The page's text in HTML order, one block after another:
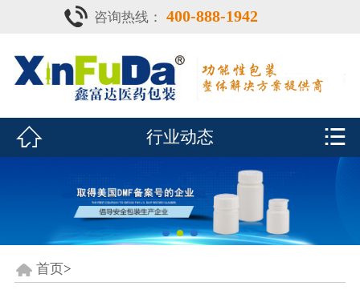
 首页
产品中心
鑫富达资质
行业动态
咨询热线： 400-888-1942
 行业动态 
首页>